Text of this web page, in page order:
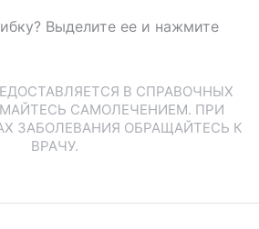
Выделите ее и нажмите
В СПРАВОЧНЫХ
САМОЛЕЧЕНИЕМ. ПРИ
ЗАБОЛЕВАНИЯ ОБРАЩАЙТЕСЬ К
ВРАЧУ.